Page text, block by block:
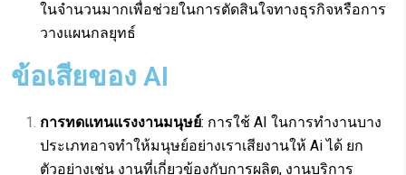
ในจำนวนมากเพื่อช่วยในการตัดสินใจทางธุรกิจหรือการ
วางแผนกลยุทธ์
ข้อเสียของ AI
การทดแทนแรงงานมนุษย์: การใช้ AI ในการทำงานบาง
ประเภทอาจทำให้มนุษย์อย่างเราเสียงานให้ Ai ได้ ยก
ตัวอย่างเช่น งานที่เกี่ยวข้องกับการผลิต, งานบริการ